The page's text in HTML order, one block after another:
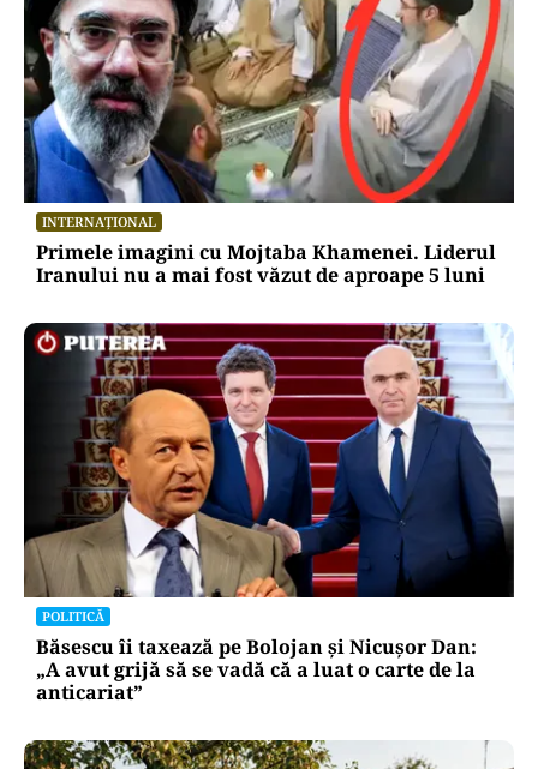
INTERNAȚIONAL
Primele imagini cu Mojtaba Khamenei. Liderul
Iranului nu a mai fost văzut de aproape 5 luni
POLITICĂ
Băsescu îi taxează pe Bolojan și Nicușor Dan:
„A avut grijă să se vadă că a luat o carte de la
anticariat”